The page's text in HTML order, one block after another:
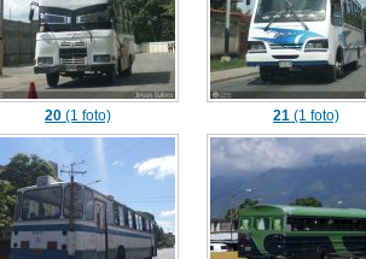
20 (1 foto) 21 (1 foto)